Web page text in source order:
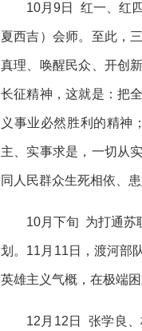
10月9日 红一、红
夏西吉）会师。至此，
真理、唤醒民众、开创
长征精神，这就是：把
义事业必然胜利的精神
主、实事求是，一切从
同人民群众生死相依、
10月下旬 为打通苏
划。11月11日，渡河部
英雄主义气概，在极端
12月12日 张学良